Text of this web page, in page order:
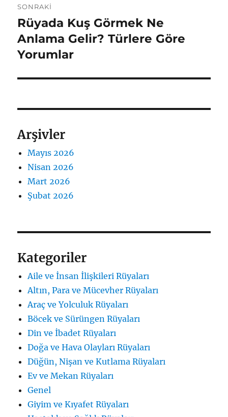
SONRAKI
Sonraki
yazı:
Rüyada Kuş Görmek Ne
Anlama Gelir? Türlere Göre
Yorumlar
Arşivler
Mayıs 2026
Nisan 2026
Mart 2026
Şubat 2026
Kategoriler
Aile ve İnsan İlişkileri Rüyaları
Altın, Para ve Mücevher Rüyaları
Araç ve Yolculuk Rüyaları
Böcek ve Sürüngen Rüyaları
Din ve İbadet Rüyaları
Doğa ve Hava Olayları Rüyaları
Düğün, Nişan ve Kutlama Rüyaları
Ev ve Mekan Rüyaları
Genel
Giyim ve Kıyafet Rüyaları